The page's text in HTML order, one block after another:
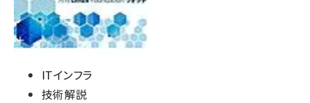
ITインフラ
技術解説